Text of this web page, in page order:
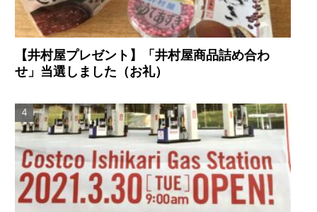
【井村屋プレゼント】「井村屋商品詰め合わ
せ」当選しました（お礼）